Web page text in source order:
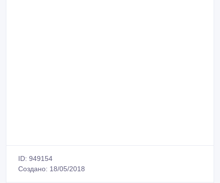
ID: 949154
Создано: 18/05/2018